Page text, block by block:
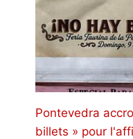
Pontevedra
billets » pour